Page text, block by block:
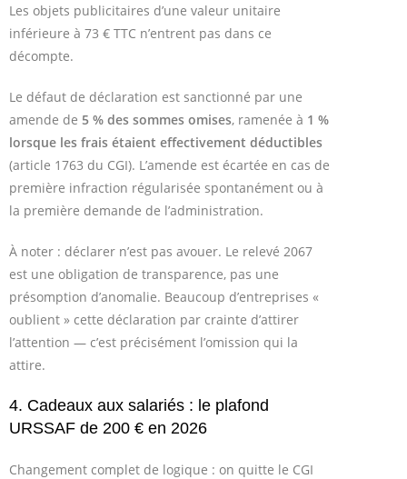
Les objets publicitaires d’une valeur unitaire
inférieure à 73 € TTC n’entrent pas dans ce
décompte.
Le défaut de déclaration est sanctionné par une
amende de 5 % des sommes omises, ramenée à 1 %
lorsque les frais étaient effectivement déductibles
(article 1763 du CGI). L’amende est écartée en cas de
première infraction régularisée spontanément ou à
la première demande de l’administration.
À noter : déclarer n’est pas avouer. Le relevé 2067
est une obligation de transparence, pas une
présomption d’anomalie. Beaucoup d’entreprises «
oublient » cette déclaration par crainte d’attirer
l’attention — c’est précisément l’omission qui la
attire.
4. Cadeaux aux salariés : le plafond
URSSAF de 200 € en 2026
Changement complet de logique : on quitte le CGI